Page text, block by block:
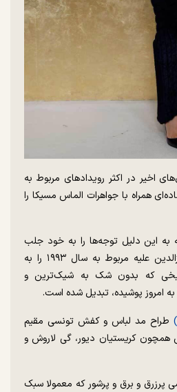
اخیر در اکثر رویدادهای مربوط به
همراه با جواهرات الماس مسیکا را
به این دلیل توجه‌ها را به خود جلب
کرد که لباسی قدیمی از عزالدین علیه مربوط به سال ۱۹۹۳ را به
که بدون شک به شیک‌ترین و
امروز پوشیده، تبدیل شده است.
طراح مد لباس و کفش تونسی مقیم
همچون کریستیان دیور، گی لاروش و
پرزرق و برق و پرشور که معمولا سبک